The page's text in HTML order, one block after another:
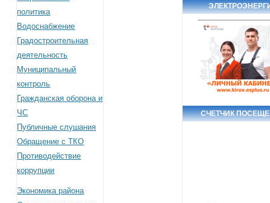
политика
Водоснабжение
Градостроительная
деятельность
Муниципальный
контроль
Гражданская оборона и
ЧС
Публичные слушания
Обращение с ТКО
Противодействие
коррупции
Экономика района
СЧЕТЧИК